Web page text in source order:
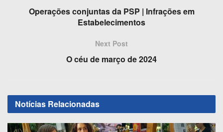
b d
Operações conjuntas da PSP | Infrações em
Estabelecimentos
Next Post
O céu de março de 2024
Notícias Relacionadas